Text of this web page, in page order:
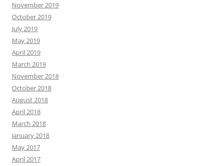
November 2019
October 2019
July 2019
May 2019
April 2019
March 2019
November 2018
October 2018
August 2018
April 2018
March 2018
January 2018
May 2017
April 2017